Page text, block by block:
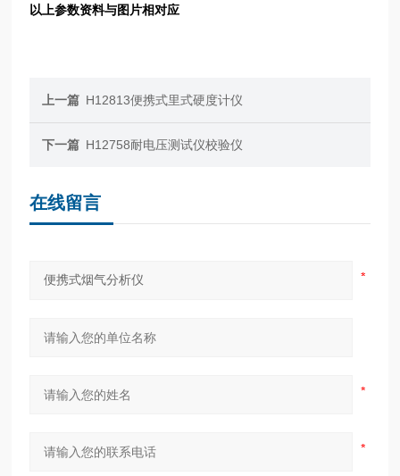
以上参数资料与图片相对应
上一篇 H12813便携式里式硬度计仪
下一篇 H12758耐电压测试仪校验仪
在线留言